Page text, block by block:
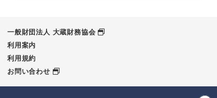
一般財団法人 大蔵財務協会
利用案内
利用規約
お問い合わせ